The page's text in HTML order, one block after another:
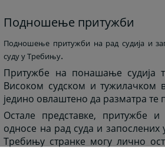
Подношење притужби
Подношење притужби на рад судија и
суду у Требињу.
Притужбе на понашање судија
Високом судском и тужилачком
једино овлаштено да разматра те
Остале представке, притужбе и
односе на рад суда и запослених
Требињу странке могу лично